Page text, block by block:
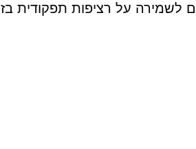
לשמירה על רציפות תפקודית